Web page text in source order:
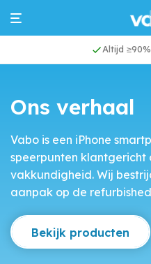
Altijd
Ons verhaal
Vabo is een iPhone
speerpunten klantgericht
vakkundigheid. Wij
aanpak op de
Bekijk producten